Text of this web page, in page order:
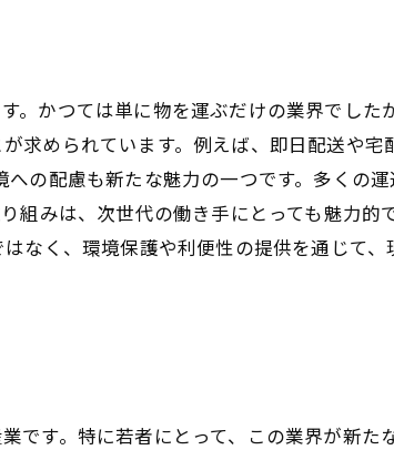
。かつては単に物を運ぶだけの業界でした
求められています。例えば、即日配送や宅
の配慮も新たな魅力の一つです。多くの
組みは、次世代の働き手にとっても魅力的
なく、環境保護や利便性の提供を通じて、
です。特に若者にとって、この業界が新た